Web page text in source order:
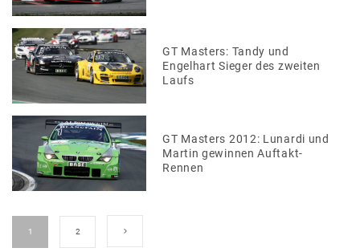
GT Masters: Tandy und
Engelhart Sieger des zweiten
Laufs
GT Masters 2012: Lunardi und
Martin gewinnen Auftakt-
Rennen
1 2